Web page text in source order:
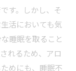
す。しかし、そ
活においても気
睡眠を取ること
れるため、アロ
めにも、睡眠不